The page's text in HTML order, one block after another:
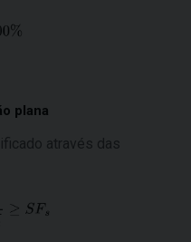
plana
através das